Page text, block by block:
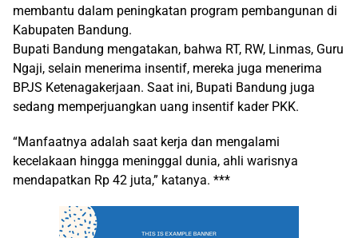
membantu dalam peningkatan program pembangunan di
Kabupaten Bandung.
Bupati Bandung mengatakan, bahwa RT, RW, Linmas, Guru
Ngaji, selain menerima insentif, mereka juga menerima
BPJS Ketenagakerjaan. Saat ini, Bupati Bandung juga
sedang memperjuangkan uang insentif kader PKK.
“Manfaatnya adalah saat kerja dan mengalami
kecelakaan hingga meninggal dunia, ahli warisnya
mendapatkan Rp 42 juta,” katanya. ***